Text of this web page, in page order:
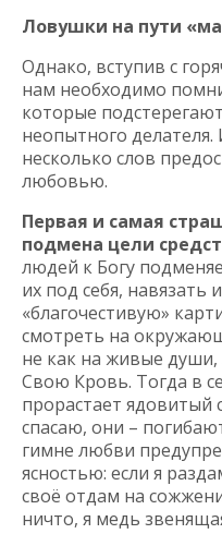
Ловушки на пути
Однако, вступив с
нам необходимо
которые
неопытного делателя.
несколько слов
любовью.
Первая и самая
подмена цели
людей к Богу
их под себя,
«благочестивую»
смотреть на
не как на живые души,
Свою Кровь. Тогда в
прорастает ядовитый
спасаю, они –
гимне любви
ясностью: если я
своё отдам на
ничто, я медь